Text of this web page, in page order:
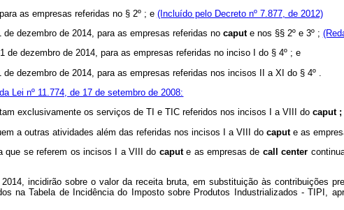
as empresas referidas no § 2º ; e (Incluído pelo Decreto nº 7.877, de 2012)
dezembro de 2014, para as empresas referidas no caput e nos §§ 2º e 3º ;
de dezembro de 2014, para as empresas referidas no inciso I do § 4º ; e
dezembro de 2014, para as empresas referidas nos incisos II a XI do § 4º .
Lei nº 11.774, de 17 de setembro de 2008:
exclusivamente os serviços de TI e TIC referidos nos incisos I a VIII docaput
a outras atividades além das referidas nos incisos I a VIII docapute as
que se referem os incisos I a VIII do capute as empresas de callcenter
incidirão sobre o valor da receita bruta, em substituição às contribuições
na Tabela de Incidência do Imposto sobre Produtos Industrializados - TIPI,